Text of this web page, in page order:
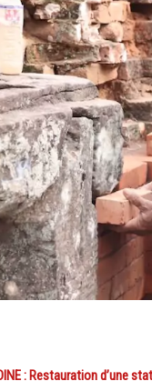
: Restauration d’une